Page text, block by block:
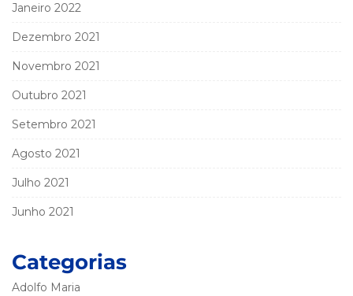
Janeiro 2022
Dezembro 2021
Novembro 2021
Outubro 2021
Setembro 2021
Agosto 2021
Julho 2021
Junho 2021
Categorias
Adolfo Maria